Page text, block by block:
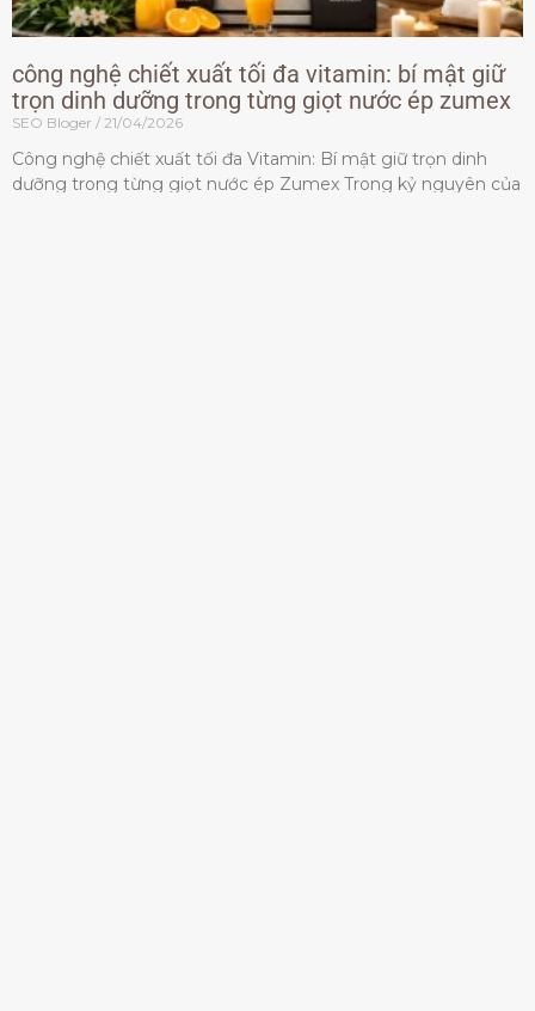
công nghệ chiết xuất tối đa vitamin: bí mật giữ
trọn dinh dưỡng trong từng giọt nước ép zumex
SEO Bloger 21/04/2026
Công nghệ chiết xuất tối đa Vitamin: Bí mật giữ trọn dinh
dưỡng trong từng giọt nước ép Zumex Trong kỷ nguyên của